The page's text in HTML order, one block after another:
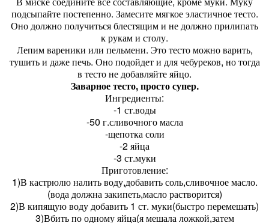
подсыпайте постепенно. Замесите мягкое эластичное тесто.
Оно должно получиться блестящим и не должно прилипать
к рукам и столу.
Лепим вареники или пельмени. Это тесто можно варить,
тушить и даже печь. Оно подойдет и для чебуреков, но тогда
в тесто не добавляйте яйцо.
Заварное тесто, просто супер.
Ингредиенты:
-1 ст.воды
-50 г.сливочного масла
-щепотка соли
-2 яйца
-3 ст.муки
Приготовление:
1)В кастрюлю налить воду,добавить соль,сливочное масло.
(вода должна закипеть,масло растворится)
2)В кипящую воду добавить 1 ст. муки(быстро перемешать)
3)Вбить по одному яйца(я мешала ложкой,затем